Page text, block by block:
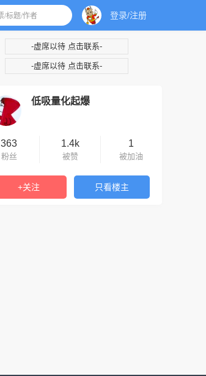
登录/注册
低吸量化起爆
363
粉丝
1.4k
被赞
1
被加油
+关注 只看楼主
-虚席以待 点击联系-
-虚席以待 点击联系-